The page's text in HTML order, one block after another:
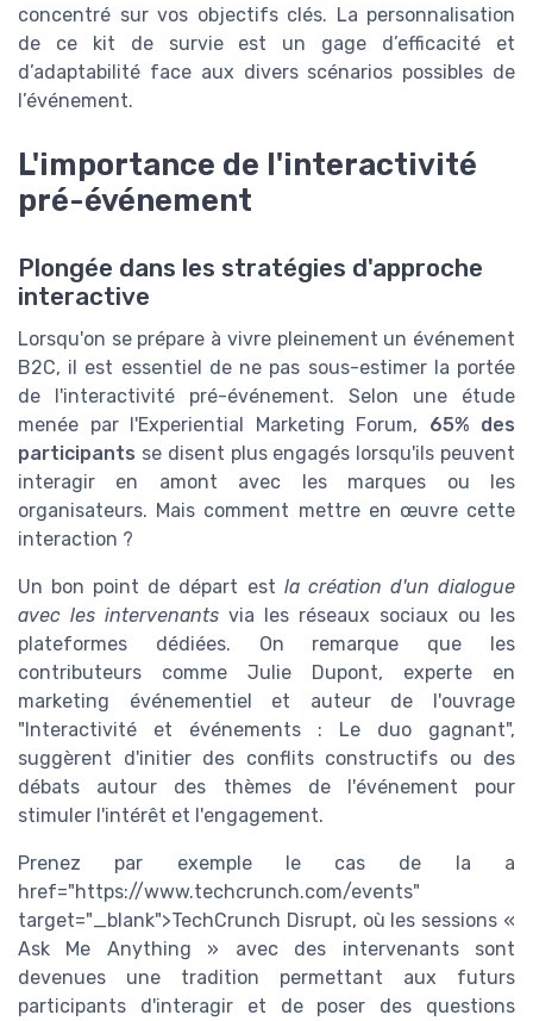
concentré sur vos objectifs clés. La personnalisation
de ce kit de survie est un gage d’efficacité et
d’adaptabilité face aux divers scénarios possibles de
l’événement.
L'importance de l'interactivité
pré-événement
Plongée dans les stratégies d'approche
interactive
Lorsqu'on se prépare à vivre pleinement un événement
B2C, il est essentiel de ne pas sous-estimer la portée
de l'interactivité pré-événement. Selon une étude
menée par l'Experiential Marketing Forum, 65% des
participants se disent plus engagés lorsqu'ils peuvent
interagir en amont avec les marques ou les
organisateurs. Mais comment mettre en œuvre cette
interaction ?
Un bon point de départ est la création d'un dialogue
avec les intervenants via les réseaux sociaux ou les
plateformes dédiées. On remarque que les
contributeurs comme Julie Dupont, experte en
marketing événementiel et auteur de l'ouvrage
"Interactivité et événements : Le duo gagnant",
suggèrent d'initier des conflits constructifs ou des
débats autour des thèmes de l'événement pour
stimuler l'intérêt et l'engagement.
Prenez par exemple le cas de la a
href="https://www.techcrunch.com/events"
target="_blank">TechCrunch Disrupt, où les sessions «
Ask Me Anything » avec des intervenants sont
devenues une tradition permettant aux futurs
participants d'interagir et de poser des questions